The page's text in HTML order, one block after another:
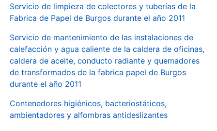
Servicio de limpieza de colectores y tuberías de la
Fabrica de Papel de Burgos durante el año 2011
Servicio de mantenimiento de las instalaciones de
calefacción y agua caliente de la caldera de oficinas,
caldera de aceite, conducto radiante y quemadores
de transformados de la fabrica papel de Burgos
durante el año 2011
Contenedores higiénicos, bacteriostáticos,
ambientadores y alfombras antideslizantes